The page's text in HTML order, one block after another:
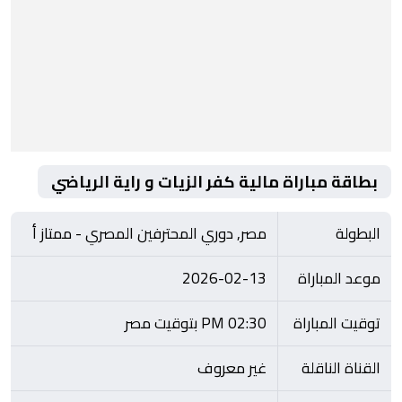
بطاقة مباراة مالية كفر الزيات و راية الرياضي
البطولة
مصر, دوري المحترفين المصري - ممتاز أ
موعد المباراة
2026-02-13
توقيت المباراة
02:30 PM بتوقيت مصر
القناة الناقلة
غير معروف